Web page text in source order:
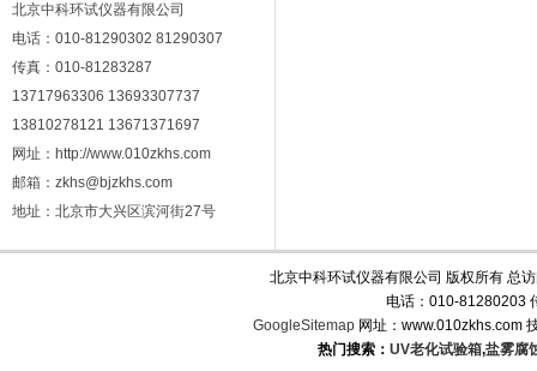
北京中科环试仪器有限公司
电话：010-81290302 81290307
传真：010-81283287
13717963306 13693307737
13810278121 13671371697
网址：http://www.010zkhs.com
邮箱：zkhs@bjzkhs.com
地址：北京市大兴区滨河街27号
北京中科环试仪器有限公司 版权所有 总
电话：010-81280203
GoogleSitemap 网址：www.010zkhs.com
热门搜索： UV老化试验箱,盐雾腐